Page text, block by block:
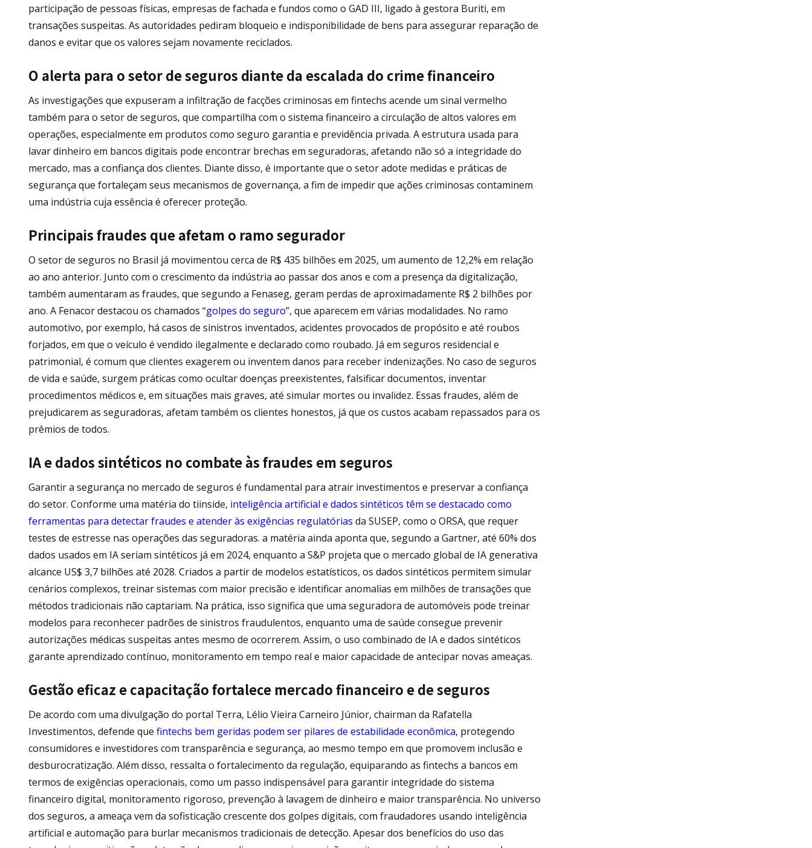
participação de pessoas físicas, empresas de fachada e fundos como o GAD III, ligado à gestora Buriti, em
transações suspeitas. As autoridades pediram bloqueio e indisponibilidade de bens para assegurar reparação de
danos e evitar que os valores sejam novamente reciclados.
O alerta para o setor de seguros diante da escalada do crime financeiro
As investigações que expuseram a infiltração de facções criminosas em fintechs acende um sinal vermelho
também para o setor de seguros, que compartilha com o sistema financeiro a circulação de altos valores em
operações, especialmente em produtos como seguro garantia e previdência privada. A estrutura usada para
lavar dinheiro em bancos digitais pode encontrar brechas em seguradoras, afetando não só a integridade do
mercado, mas a confiança dos clientes. Diante disso, é importante que o setor adote medidas e práticas de
segurança que fortaleçam seus mecanismos de governança, a fim de impedir que ações criminosas contaminem
uma indústria cuja essência é oferecer proteção.
Principais fraudes que afetam o ramo segurador
O setor de seguros no Brasil já movimentou cerca de R$ 435 bilhões em 2025, um aumento de 12,2% em relação
ao ano anterior. Junto com o crescimento da indústria ao passar dos anos e com a presença da digitalização,
também aumentaram as fraudes, que segundo a Fenaseg, geram perdas de aproximadamente R$ 2 bilhões por
ano. A Fenacor destacou os chamados “golpes do seguro”, que aparecem em várias modalidades. No ramo
automotivo, por exemplo, há casos de sinistros inventados, acidentes provocados de propósito e até roubos
forjados, em que o veículo é vendido ilegalmente e declarado como roubado. Já em seguros residencial e
patrimonial, é comum que clientes exagerem ou inventem danos para receber indenizações. No caso de seguros
de vida e saúde, surgem práticas como ocultar doenças preexistentes, falsificar documentos, inventar
procedimentos médicos e, em situações mais graves, até simular mortes ou invalidez. Essas fraudes, além de
prejudicarem as seguradoras, afetam também os clientes honestos, já que os custos acabam repassados para os
prêmios de todos.
IA e dados sintéticos no combate às fraudes em seguros
Garantir a segurança no mercado de seguros é fundamental para atrair investimentos e preservar a confiança
do setor. Conforme uma matéria do tiinside, inteligência artificial e dados sintéticos têm se destacado como
ferramentas para detectar fraudes e atender às exigências regulatórias da SUSEP, como o ORSA, que requer
testes de estresse nas operações das seguradoras. a matéria ainda aponta que, segundo a Gartner, até 60% dos
dados usados em IA seriam sintéticos já em 2024, enquanto a S&P projeta que o mercado global de IA generativa
alcance US$ 3,7 bilhões até 2028. Criados a partir de modelos estatísticos, os dados sintéticos permitem simular
cenários complexos, treinar sistemas com maior precisão e identificar anomalias em milhões de transações que
métodos tradicionais não captariam. Na prática, isso significa que uma seguradora de automóveis pode treinar
modelos para reconhecer padrões de sinistros fraudulentos, enquanto uma de saúde consegue prevenir
autorizações médicas suspeitas antes mesmo de ocorrerem. Assim, o uso combinado de IA e dados sintéticos
garante aprendizado contínuo, monitoramento em tempo real e maior capacidade de antecipar novas ameaças.
Gestão eficaz e capacitação fortalece mercado financeiro e de seguros
De acordo com uma divulgação do portal Terra, Lélio Vieira Carneiro Júnior, chairman da Rafatella
Investimentos, defende que fintechs bem geridas podem ser pilares de estabilidade econômica, protegendo
consumidores e investidores com transparência e segurança, ao mesmo tempo em que promovem inclusão e
desburocratização. Além disso, ressalta o fortalecimento da regulação, equiparando as fintechs a bancos em
termos de exigências operacionais, como um passo indispensável para garantir integridade do sistema
financeiro digital, monitoramento rigoroso, prevenção à lavagem de dinheiro e maior transparência. No universo
dos seguros, a ameaça vem da sofisticação crescente dos golpes digitais, com fraudadores usando inteligência
artificial e automação para burlar mecanismos tradicionais de detecção. Apesar dos benefícios do uso das